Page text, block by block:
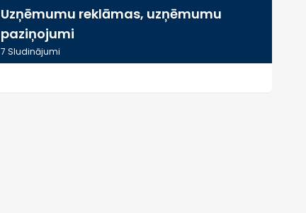
Uzņēmumu reklāmas, uzņēmumu
paziņojumi
7Sludinājumi